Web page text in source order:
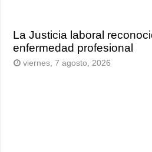
La Justicia laboral
enfermedad profesional
viernes, 7 agosto, 2026